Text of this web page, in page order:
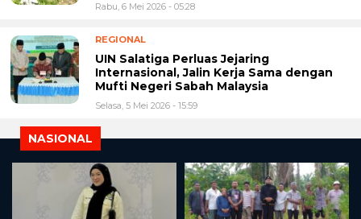
Rabu, 6 Mei 2026 - 05:28
REGIONAL
UIN Salatiga Perluas Jejaring
Internasional, Jalin Kerja Sama dengan
Mufti Negeri Sabah Malaysia
Selasa, 5 Mei 2026 - 15:59
NASIONAL